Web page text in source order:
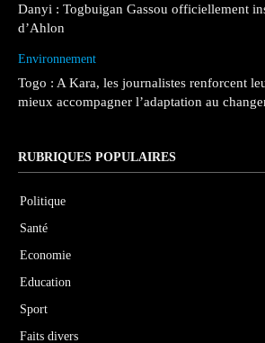
Danyi : Togbuigan Gassou officiellement
d’Ahlon
Environnement
Togo : A Kara, les journalistes renforcent
mieux accompagner l’adaptation au
RUBRIQUES POPULAIRES
Politique
Santé
Economie
Education
Sport
Faits divers